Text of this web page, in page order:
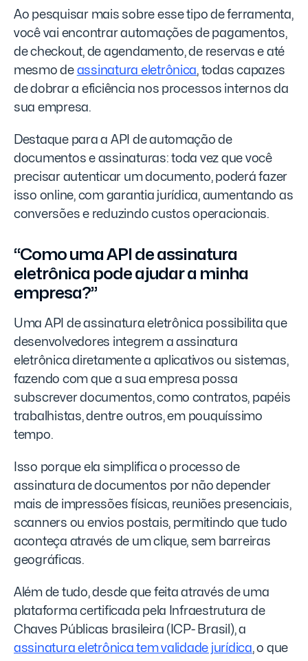
Ao pesquisar mais sobre esse tipo de ferramenta,
você vai encontrar automações de pagamentos,
de checkout, de agendamento, de reservas e até
mesmo de assinatura eletrônica, todas capazes
de dobrar a eficiência nos processos internos da
sua empresa.
Destaque para a API de automação de
documentos e assinaturas: toda vez que você
precisar autenticar um documento, poderá fazer
isso online, com garantia jurídica, aumentando as
conversões e reduzindo custos operacionais.
“Como uma API de assinatura
eletrônica pode ajudar a minha
empresa?”
Uma API de assinatura eletrônica possibilita que
desenvolvedores integrem a assinatura
eletrônica diretamente a aplicativos ou sistemas,
fazendo com que a sua empresa possa
subscrever documentos, como contratos, papéis
trabalhistas, dentre outros, em pouquíssimo
tempo.
Isso porque ela simplifica o processo de
assinatura de documentos por não depender
mais de impressões físicas, reuniões presenciais,
scanners ou envios postais, permitindo que tudo
aconteça através de um clique, sem barreiras
geográficas.
Além de tudo, desde que feita através de uma
plataforma certificada pela Infraestrutura de
Chaves Públicas brasileira (ICP- Brasil), a
assinatura eletrônica tem validade jurídica, o que